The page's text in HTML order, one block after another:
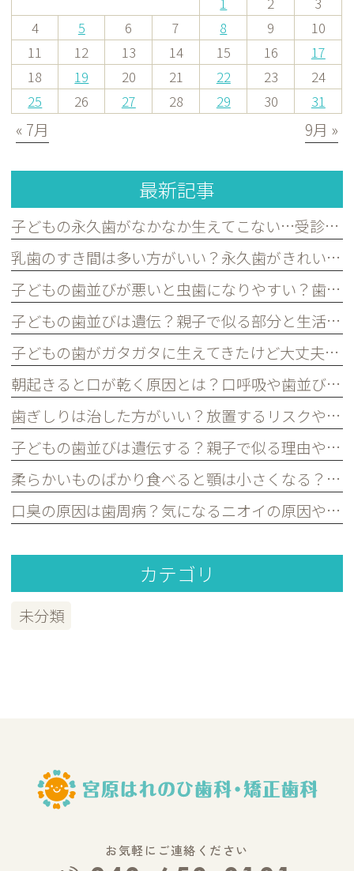
4
5 6 7 8 9
10
11
12 13 14 15 16
17
18
19 20 21 22 23
24
25
26 27 28 29 30 31
« 7月 9月 »
最新記事
子どもの永久歯がなかなか生えてこない…受診した方がよいケースを歯科医が解説｜宮原・さいたま市北区の歯医者
乳歯のすき間は多い方がいい？永久歯がきれいに並ぶために必要な理由を歯科医が解説｜宮原・さいたま市北区の歯医者
子どもの歯並びが悪いと虫歯になりやすい？歯並びとお口の健康の関係を歯科医が解説｜宮原・さいたま市北区の歯医者
子どもの歯並びは遺伝？親子で似る部分と生活習慣で変えられる部分を歯科医が解説｜宮原・さいたま市北区の歯医者
子どもの歯がガタガタに生えてきたけど大丈夫？永久歯の歯並びについて歯科医が解説｜宮原・さいたま市北区の歯医者
朝起きると口が乾く原因とは？口呼吸や歯並びとの関係を歯科医が解説｜宮原・さいたま市北区の歯医者
歯ぎしりは治した方がいい？放置するリスクや原因を歯科医が解説｜宮原・さいたま市北区の歯医者
子どもの歯並びは遺伝する？親子で似る理由や予防できるポイントを歯科医が解説｜宮原・さいたま市北区の歯医者
柔らかいものばかり食べると顎は小さくなる？子どもの歯並びとの関係を歯科医が解説｜宮原・さいたま市北区の歯医者
口臭の原因は歯周病？気になるニオイの原因や対策を歯科医が解説｜宮原・さいたま市北区の歯医者
カテゴリ
未分類
お気軽にご連絡ください